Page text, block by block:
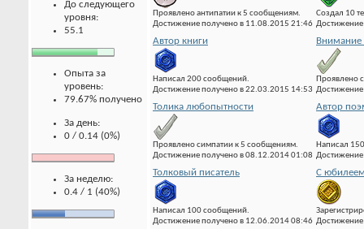
До следующего
уровня:
55.1
Опыта за
уровень:
79.67% получено
За день:
0 / 0.14 (0%)
За неделю:
0.4 / 1 (40%)
Проявлено антипатии к 5 сообщениям.
Достижение получено в 11.08.2015 21:46
Создал 10
Автор книги
Написал 200 сообщений.
Достижение получено в 22.03.2015 14:53
Внимание
Проявлено
Толика любопытности
Проявлено симпатии к 5 сообщениям.
Достижение получено в 08.12.2014 01:08
Автор
Написал
Толковый писатель
Написал 100 сообщений.
Достижение получено в 12.06.2014 08:46
С